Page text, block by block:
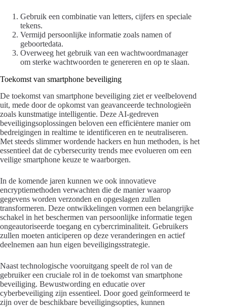
Gebruik een combinatie van letters, cijfers en speciale
tekens.
Vermijd persoonlijke informatie zoals namen of
geboortedata.
Overweeg het gebruik van een wachtwoordmanager
om sterke wachtwoorden te genereren en op te slaan.
Toekomst van smartphone beveiliging
De toekomst van smartphone beveiliging ziet er veelbelovend
uit, mede door de opkomst van geavanceerde technologieën
zoals kunstmatige intelligentie. Deze AI-gedreven
beveiligingsoplossingen beloven een efficiëntere manier om
bedreigingen in realtime te identificeren en te neutraliseren.
Met steeds slimmer wordende hackers en hun methoden, is het
essentieel dat de cybersecurity trends mee evolueren om een
veilige smartphone keuze te waarborgen.
In de komende jaren kunnen we ook innovatieve
encryptiemethoden verwachten die de manier waarop
gegevens worden verzonden en opgeslagen zullen
transformeren. Deze ontwikkelingen vormen een belangrijke
schakel in het beschermen van persoonlijke informatie tegen
ongeautoriseerde toegang en cybercriminaliteit. Gebruikers
zullen moeten anticiperen op deze veranderingen en actief
deelnemen aan hun eigen beveiligingsstrategie.
Naast technologische vooruitgang speelt de rol van de
gebruiker een cruciale rol in de toekomst van smartphone
beveiliging. Bewustwording en educatie over
cyberbeveiliging zijn essentieel. Door goed geïnformeerd te
zijn over de beschikbare beveiligingsopties, kunnen